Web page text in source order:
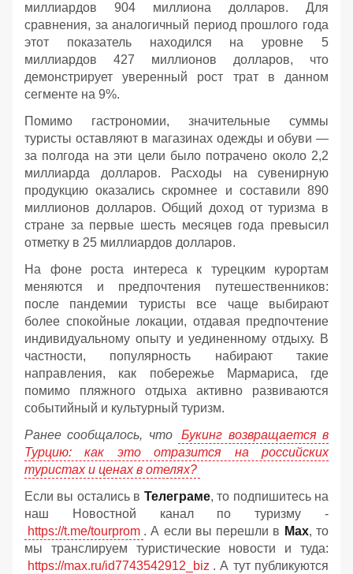
миллиардов 904 миллиона долларов. Для
сравнения, за аналогичный период прошлого года
этот показатель находился на уровне 5
миллиардов 427 миллионов долларов, что
демонстрирует уверенный рост трат в данном
сегменте на 9%.
Помимо гастрономии, значительные суммы
туристы оставляют в магазинах одежды и обуви —
за полгода на эти цели было потрачено около 2,2
миллиарда долларов. Расходы на сувенирную
продукцию оказались скромнее и составили 890
миллионов долларов. Общий доход от туризма в
стране за первые шесть месяцев года превысил
отметку в 25 миллиардов долларов.
На фоне роста интереса к турецким курортам
меняются и предпочтения путешественников:
после пандемии туристы все чаще выбирают
более спокойные локации, отдавая предпочтение
индивидуальному опыту и уединенному отдыху. В
частности, популярность набирают такие
направления, как побережье Мармариса, где
помимо пляжного отдыха активно развиваются
событийный и культурный туризм.
Ранее сообщалось, что
Букинг возвращается в
Турцию: как это отразится на российских
туристах и ценах в отелях?
Если вы остались в Телеграме, то подпишитесь на
наш Новостной канал по туризму -
https://t.me/tourprom . А если вы перешли в Мах, то
мы транслируем туристические новости и туда:
https://max.ru/id7743542912_biz . А тут публикуются